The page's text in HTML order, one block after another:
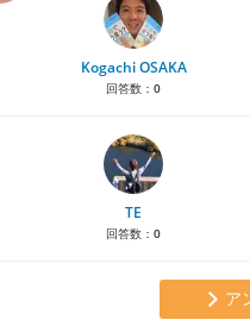
Kogachi OSAKA
回答数： 0
TE
回答数： 0
ア